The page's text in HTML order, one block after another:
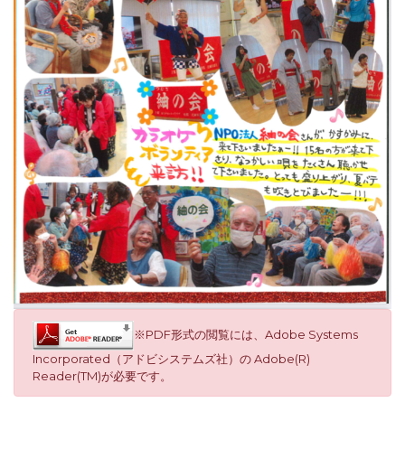
※PDF形式の閲覧には、Adobe Systems
Incorporated（アドビシステムズ社）の Adobe(R)
Reader(TM)が必要です。